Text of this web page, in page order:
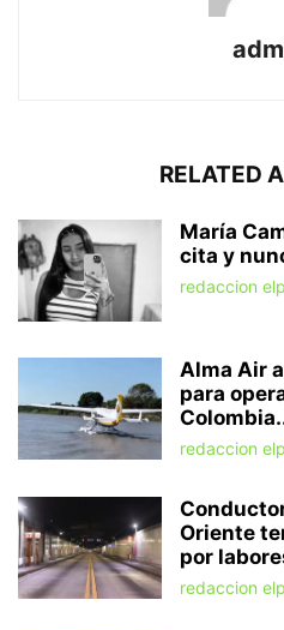
RELATED
María
cita y
redaccion
Alma Air
para
redaccion
Oriente
por
redaccion